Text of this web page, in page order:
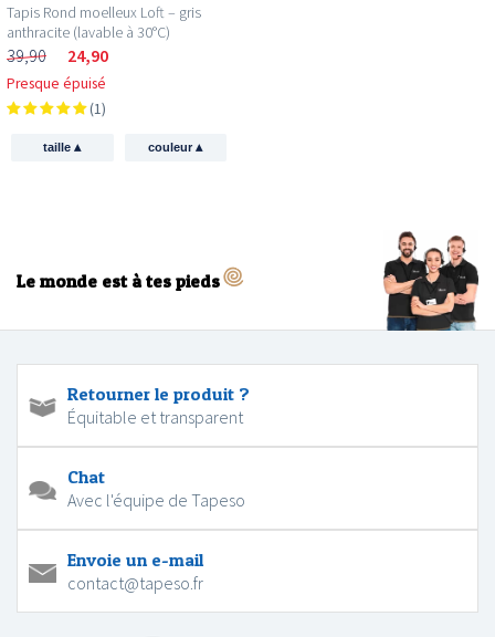
Tapis Rond moelleux Loft – gris
anthracite (lavable à 30°C)
39,90 24,90
Presque épuisé
(1)
taille▴ couleur▴
Le monde est à tes pieds
Retourner le produit ?
Équitable et transparent
Chat
Avec l'équipe de Tapeso
Envoie un e-mail
contact@tapeso.fr